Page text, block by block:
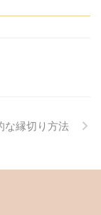
な縁切り方法